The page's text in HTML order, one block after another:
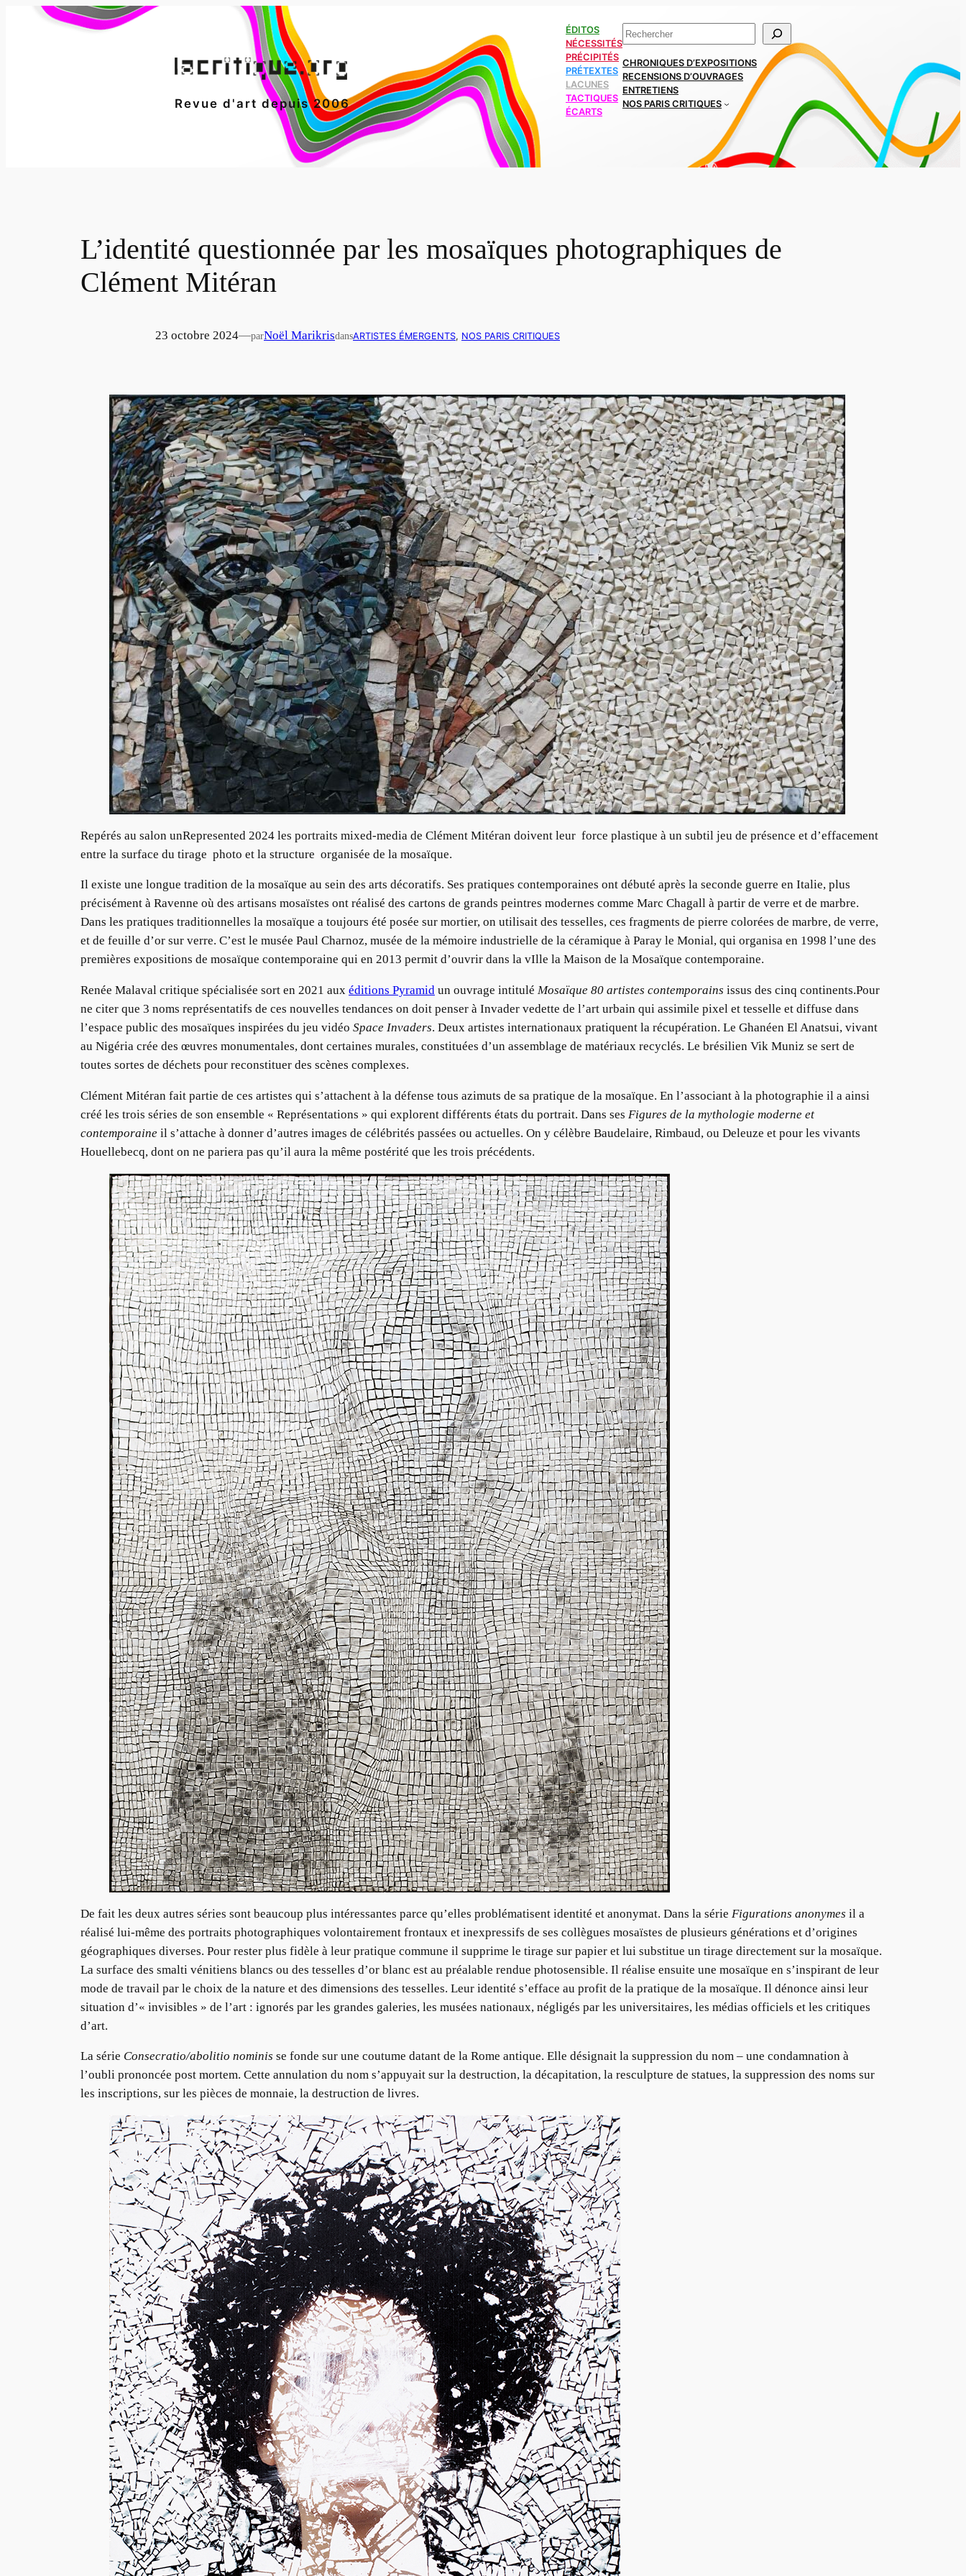
Revue d'art depuis 2006
ÉDITOS
NÉCESSITÉS
PRÉCIPITÉS
PRÉTEXTES
LACUNES
TACTIQUES
ÉCARTS
Rechercher
CHRONIQUES D’EXPOSITIONS
RECENSIONS D’OUVRAGES
ENTRETIENS
NOS PARIS CRITIQUES
L’identité questionnée par les mosaïques photographiques de
Clément Mitéran
23 octobre 2024—parNoël MarikrisdansARTISTES ÉMERGENTS, NOS PARIS CRITIQUES
Repérés au salon unRepresented 2024 les portraits mixed-media de Clément Mitéran doivent leur force plastique à un subtil jeu de présence et d’effacement
entre la surface du tirage photo et la structure organisée de la mosaïque.
Il existe une longue tradition de la mosaïque au sein des arts décoratifs. Ses pratiques contemporaines ont débuté après la seconde guerre en Italie, plus
précisément à Ravenne où des artisans mosaïstes ont réalisé des cartons de grands peintres modernes comme Marc Chagall à partir de verre et de marbre.
Dans les pratiques traditionnelles la mosaïque a toujours été posée sur mortier, on utilisait des tesselles, ces fragments de pierre colorées de marbre, de verre,
et de feuille d’or sur verre. C’est le musée Paul Charnoz, musée de la mémoire industrielle de la céramique à Paray le Monial, qui organisa en 1998 l’une des
premières expositions de mosaïque contemporaine qui en 2013 permit d’ouvrir dans la vIlle la Maison de la Mosaïque contemporaine.
Renée Malaval critique spécialisée sort en 2021 aux éditions Pyramid un ouvrage intitulé Mosaïque 80 artistes contemporains issus des cinq continents.Pour
ne citer que 3 noms représentatifs de ces nouvelles tendances on doit penser à Invader vedette de l’art urbain qui assimile pixel et tesselle et diffuse dans
l’espace public des mosaïques inspirées du jeu vidéo Space Invaders. Deux artistes internationaux pratiquent la récupération. Le Ghanéen El Anatsui, vivant
au Nigéria crée des œuvres monumentales, dont certaines murales, constituées d’un assemblage de matériaux recyclés. Le brésilien Vik Muniz se sert de
toutes sortes de déchets pour reconstituer des scènes complexes.
Clément Mitéran fait partie de ces artistes qui s’attachent à la défense tous azimuts de sa pratique de la mosaïque. En l’associant à la photographie il a ainsi
créé les trois séries de son ensemble « Représentations » qui explorent différents états du portrait. Dans ses Figures de la mythologie moderne et
contemporaine il s’attache à donner d’autres images de célébrités passées ou actuelles. On y célèbre Baudelaire, Rimbaud, ou Deleuze et pour les vivants
Houellebecq, dont on ne pariera pas qu’il aura la même postérité que les trois précédents.
De fait les deux autres séries sont beaucoup plus intéressantes parce qu’elles problématisent identité et anonymat. Dans la série Figurations anonymes il a
réalisé lui-même des portraits photographiques volontairement frontaux et inexpressifs de ses collègues mosaïstes de plusieurs générations et d’origines
géographiques diverses. Pour rester plus fidèle à leur pratique commune il supprime le tirage sur papier et lui substitue un tirage directement sur la mosaïque.
La surface des smalti vénitiens blancs ou des tesselles d’or blanc est au préalable rendue photosensible. Il réalise ensuite une mosaïque en s’inspirant de leur
mode de travail par le choix de la nature et des dimensions des tesselles. Leur identité s’efface au profit de la pratique de la mosaïque. Il dénonce ainsi leur
situation d’« invisibles » de l’art : ignorés par les grandes galeries, les musées nationaux, négligés par les universitaires, les médias officiels et les critiques
d’art.
La série Consecratio/abolitio nominis se fonde sur une coutume datant de la Rome antique. Elle désignait la suppression du nom – une condamnation à
l’oubli prononcée post mortem. Cette annulation du nom s’appuyait sur la destruction, la décapitation, la resculpture de statues, la suppression des noms sur
les inscriptions, sur les pièces de monnaie, la destruction de livres.